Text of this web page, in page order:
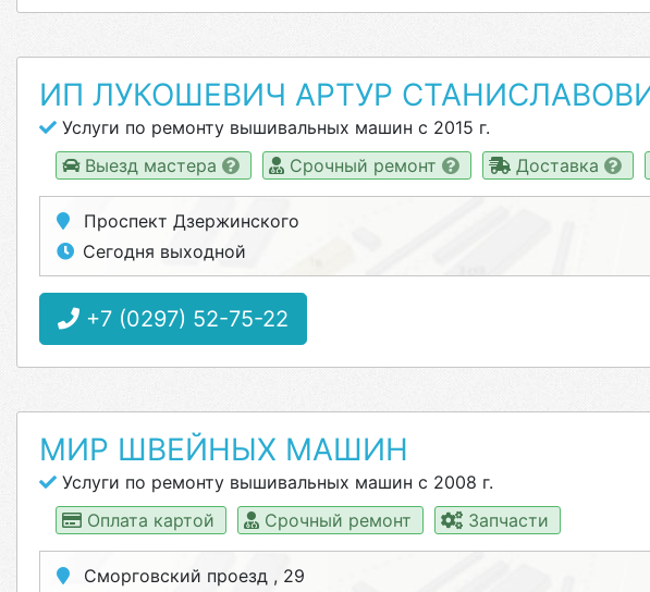
ИП ЛУКОШЕВИЧ АРТУР
Услуги по ремонту вышивальных машин с 2015 г.
Выезд мастера
Срочный ремонт Доставка
Проспект Дзержинского
Сегодня выходной
+7 (0297) 52-75-22
МИР ШВЕЙНЫХ МАШИН
Услуги по ремонту вышивальных машин с 2008 г.
Оплата картой
Срочный ремонт Запчасти
Сморговский проезд , 29